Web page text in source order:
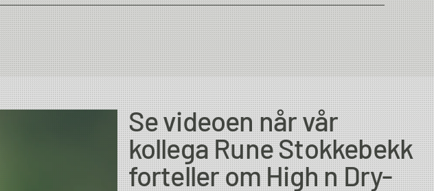
USA
Se videoen når vår
kollega Rune Stokkebekk
forteller om High n Dry-